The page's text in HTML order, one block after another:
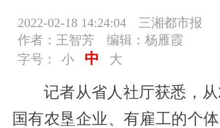
2022-02-18 14:24:04
三湘都市报
作者：王智芳
编辑：杨雁霞
字号：
小 中 大
记者从省人社厅获悉，
国有农垦企业、有雇工的个